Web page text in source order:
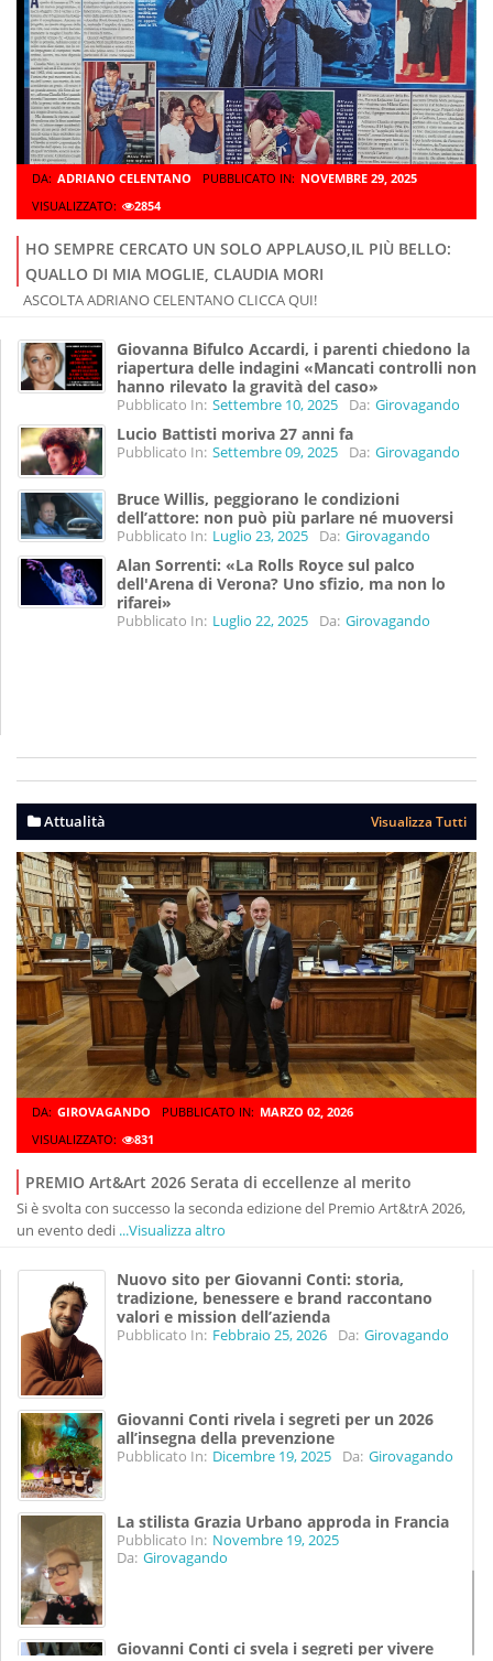
DA: ADRIANO CELENTANO PUBBLICATO IN: NOVEMBRE 29, 2025
VISUALIZZATO:
2854
HO SEMPRE CERCATO UN SOLO APPLAUSO,IL PIÙ BELLO:
QUALLO DI MIA MOGLIE, CLAUDIA MORI
ASCOLTA ADRIANO CELENTANO CLICCA QUI!
Giovanna Bifulco Accardi, i parenti chiedono la
riapertura delle indagini «Mancati controlli non
hanno rilevato la gravità del caso»
Pubblicato In: Settembre 10, 2025 Da: Girovagando
Lucio Battisti moriva 27 anni fa
Pubblicato In: Settembre 09, 2025 Da: Girovagando
Bruce Willis, peggiorano le condizioni
dell’attore: non può più parlare né muoversi
Pubblicato In: Luglio 23, 2025 Da: Girovagando
Alan Sorrenti: «La Rolls Royce sul palco
dell'Arena di Verona? Uno sfizio, ma non lo
rifarei»
Pubblicato In: Luglio 22, 2025 Da: Girovagando
Attualità Visualizza Tutti
DA: GIROVAGANDO PUBBLICATO IN: MARZO 02, 2026
VISUALIZZATO:
831
PREMIO Art&Art 2026 Serata di eccellenze al merito
Si è svolta con successo la seconda edizione del Premio Art&trA 2026,
un evento dedi ...Visualizza altro
Nuovo sito per Giovanni Conti: storia,
tradizione, benessere e brand raccontano
valori e mission dell’azienda
Pubblicato In: Febbraio 25, 2026 Da: Girovagando
Giovanni Conti rivela i segreti per un 2026
all’insegna della prevenzione
Pubblicato In: Dicembre 19, 2025 Da: Girovagando
La stilista Grazia Urbano approda in Francia
Pubblicato In: Novembre 19, 2025
Da: Girovagando
Giovanni Conti ci svela i segreti per vivere